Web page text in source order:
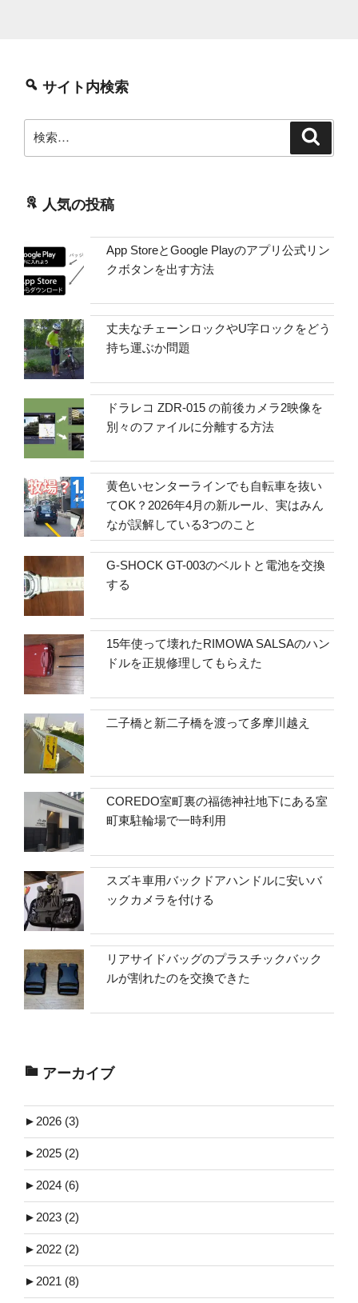
サイト内検索
索:
人気の投稿
App StoreとGoogle Playのアプリ公式リン
クボタンを出す方法
丈夫なチェーンロックやU字ロックをどう
持ち運ぶか問題
ドラレコ ZDR-015 の前後カメラ2映像を
別々のファイルに分離する方法
黄色いセンターラインでも自転車を抜い
てOK？2026年4月の新ルール、実はみん
なが誤解している3つのこと
G-SHOCK GT-003のベルトと電池を交換
する
15年使って壊れたRIMOWA SALSAのハン
ドルを正規修理してもらえた
二子橋と新二子橋を渡って多摩川越え
COREDO室町裏の福徳神社地下にある室
町東駐輪場で一時利用
スズキ車用バックドアハンドルに安いバ
ックカメラを付ける
リアサイドバッグのプラスチックバック
ルが割れたのを交換できた
アーカイブ
► 2026 (3)
► 2025 (2)
► 2024 (6)
► 2023 (2)
► 2022 (2)
► 2021 (8)